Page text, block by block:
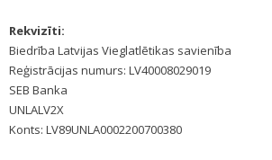
Rekvizīti:
Biedrība Latvijas Vieglatlētikas savienība
Reģistrācijas numurs: LV40008029019
SEB Banka
UNLALV2X
Konts: LV89UNLA0002200700380